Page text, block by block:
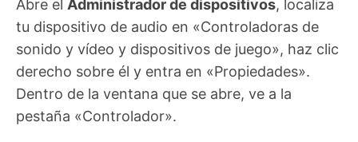
Abre el Administrador de dispositivos, localiza
tu dispositivo de audio en «Controladoras de
sonido y vídeo y dispositivos de juego», haz clic
derecho sobre él y entra en «Propiedades».
Dentro de la ventana que se abre, ve a la
pestaña «Controlador».